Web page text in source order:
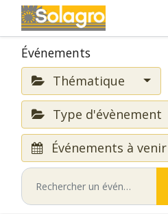
Événements
Thématique
Type d'évènement
Événements à venir